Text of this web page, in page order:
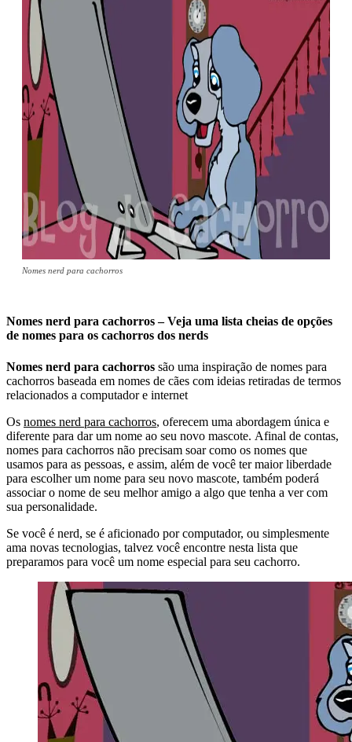
Nomes nerd para cachorros
Nomes nerd para cachorros – Veja uma lista cheias de opções
de nomes para os cachorros dos nerds
Nomes nerd para cachorros são uma inspiração de nomes para
cachorros baseada em nomes de cães com ideias retiradas de termos
relacionados a computador e internet
Os nomes nerd para cachorros, oferecem uma abordagem única e
diferente para dar um nome ao seu novo mascote. Afinal de contas,
nomes para cachorros não precisam soar como os nomes que
usamos para as pessoas, e assim, além de você ter maior liberdade
para escolher um nome para seu novo mascote, também poderá
associar o nome de seu melhor amigo a algo que tenha a ver com
sua personalidade.
Se você é nerd, se é aficionado por computador, ou simplesmente
ama novas tecnologias, talvez você encontre nesta lista que
preparamos para você um nome especial para seu cachorro.